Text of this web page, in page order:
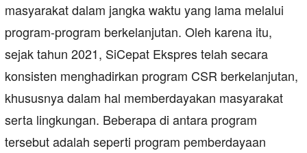
masyarakat dalam jangka waktu yang lama melalui
program-program berkelanjutan. Oleh karena itu,
sejak tahun 2021, SiCepat Ekspres telah secara
konsisten menghadirkan program CSR berkelanjutan,
khususnya dalam hal memberdayakan masyarakat
serta lingkungan. Beberapa di antara program
tersebut adalah seperti program pemberdayaan